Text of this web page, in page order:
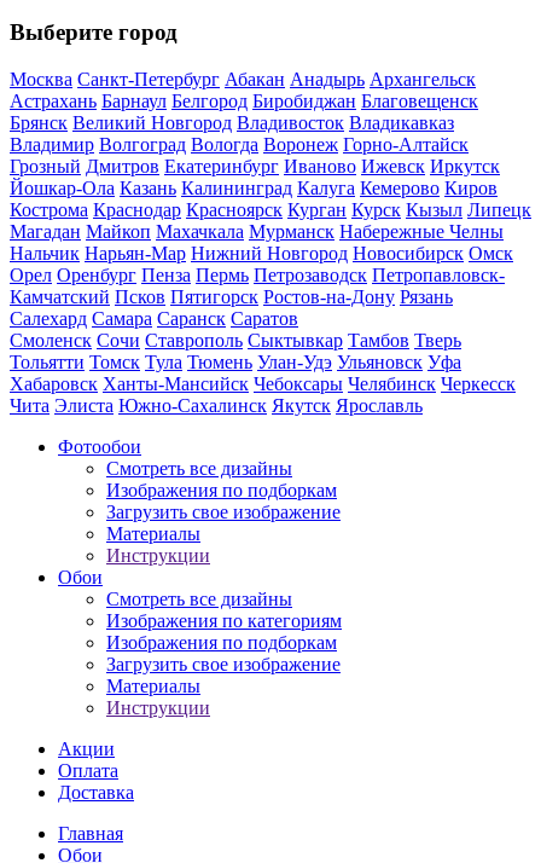
Выберите город
Москва Санкт-Петербург Абакан Анадырь Архангельск
Астрахань Барнаул Белгород Биробиджан Благовещенск
Брянск Великий Новгород Владивосток Владикавказ
Владимир Волгоград Вологда Воронеж Горно-Алтайск
Грозный Дмитров Екатеринбург Иваново Ижевск Иркутск
Йошкар-Ола Казань Калининград Калуга Кемерово Киров
Кострома Краснодар Красноярск Курган Курск Кызыл Липецк
Магадан Майкоп Махачкала Мурманск Набережные Челны
Нальчик Нарьян-Мар Нижний Новгород Новосибирск Омск
Орел Оренбург Пенза Пермь Петрозаводск Петропавловск-
Камчатский Псков Пятигорск Ростов-на-Дону Рязань
Салехард Самара Саранск Саратов
Смоленск Сочи Ставрополь Сыктывкар Тамбов Тверь
Тольятти Томск Тула Тюмень Улан-Удэ Ульяновск Уфа
Хабаровск Ханты-Мансийск Чебоксары Челябинск Черкесск
Чита Элиста Южно-Сахалинск Якутск Ярославль
Фотообои
Смотреть все дизайны
Изображения по подборкам
Загрузить свое изображение
Материалы
Инструкции
Обои
Смотреть все дизайны
Изображения по категориям
Изображения по подборкам
Загрузить свое изображение
Материалы
Инструкции
Акции
Оплата
Доставка
Главная
Обои